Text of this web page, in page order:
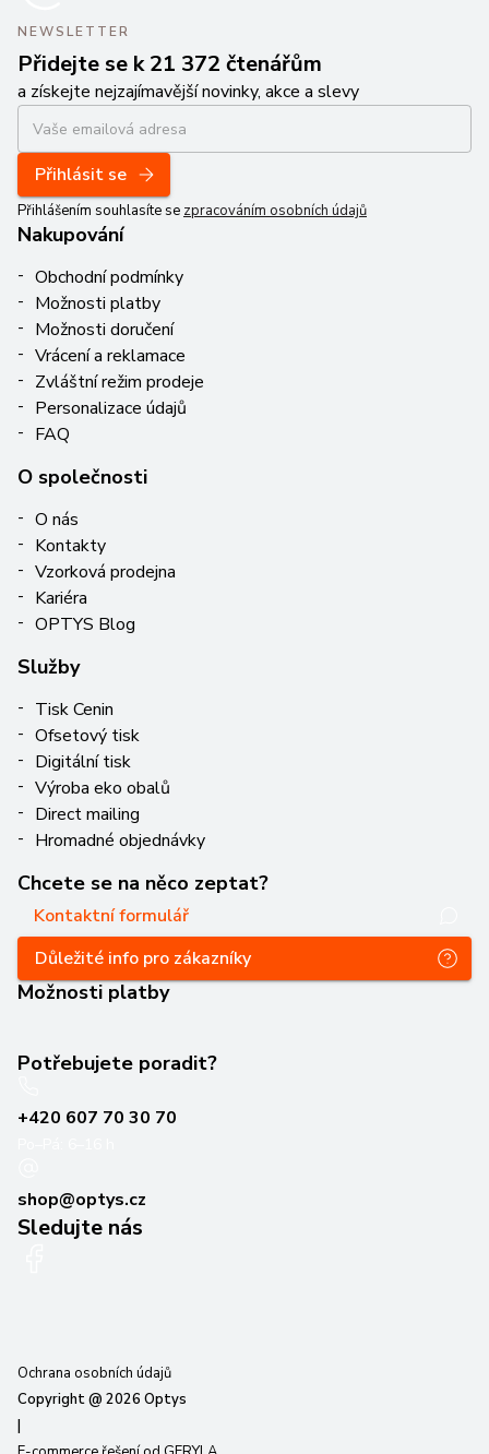
NEWSLETTER
Přidejte se k 21 372 čtenářům
a získejte nejzajímavější novinky, akce a slevy
Přihlásit se
Přihlášením souhlasíte se zpracováním osobních údajů
Nakupování
Obchodní podmínky
Možnosti platby
Možnosti doručení
Vrácení a reklamace
Zvláštní režim prodeje
Personalizace údajů
FAQ
O společnosti
O nás
Kontakty
Vzorková prodejna
Kariéra
OPTYS Blog
Služby
Tisk Cenin
Ofsetový tisk
Digitální tisk
Výroba eko obalů
Direct mailing
Hromadné objednávky
Chcete se na něco zeptat?
Kontaktní formulář
Důležité info pro zákazníky
Možnosti platby
Potřebujete poradit?
+420 607 70 30 70
shop@optys.cz
Sledujte nás
Ochrana osobních údajů
Copyright @ 2026 Optys
|